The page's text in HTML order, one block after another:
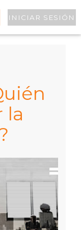
INICIAR SESIÓN
la